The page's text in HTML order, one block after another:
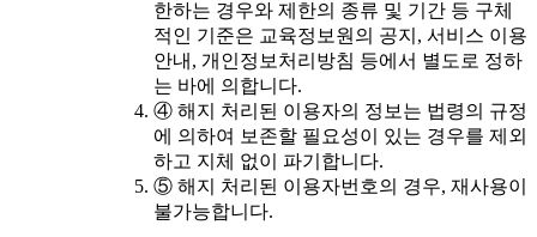
한하는 경우와 제한의 종류 및 기간 등 구체
적인 기준은 교육정보원의 공지, 서비스 이용
안내, 개인정보처리방침 등에서 별도로 정하
는 바에 의합니다.
④ 해지 처리된 이용자의 정보는 법령의 규정
에 의하여 보존할 필요성이 있는 경우를 제외
하고 지체 없이 파기합니다.
⑤ 해지 처리된 이용자번호의 경우, 재사용이
불가능합니다.